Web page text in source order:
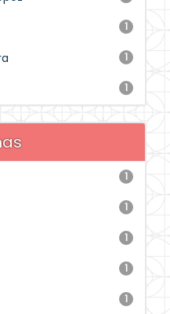
1
1
1
1
1
1
1
1